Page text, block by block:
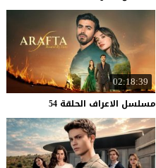
02:18:39
مسلسل الاعراف الحلقة 54